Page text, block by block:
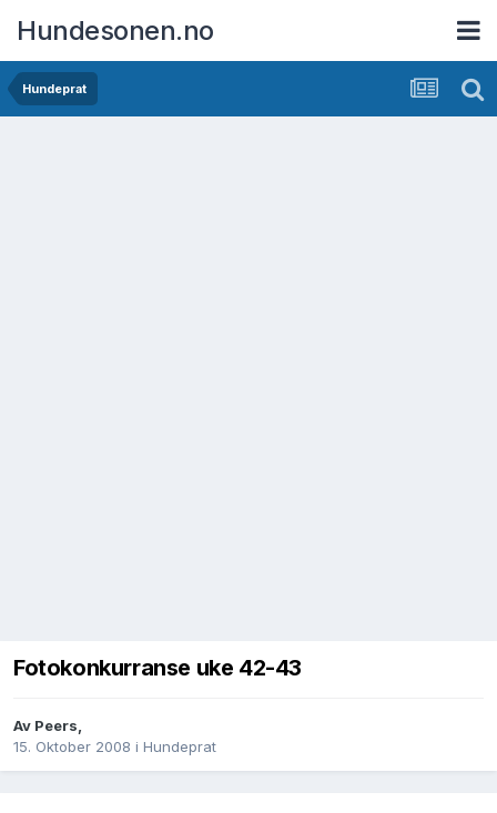
Hundesonen.no
Hundeprat
Fotokonkurranse uke 42-43
Av Peers,
15. Oktober 2008 i Hundeprat